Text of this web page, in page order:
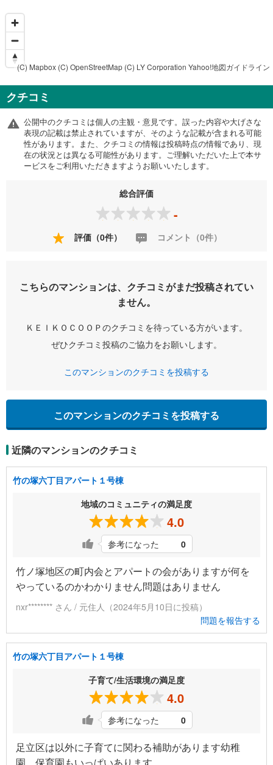
(C) Mapbox (C) OpenStreetMap (C) LY Corporation Yahoo!地図ガイドライン
クチコミ
公開中のクチコミは個人の主観・意見です。誤った内容や大げさな
表現の記載は禁止されていますが、そのような記載が含まれる可能
性があります。また、クチコミの情報は投稿時点の情報であり、現
在の状況とは異なる可能性があります。ご理解いただいた上で本サ
ービスをご利用いただきますようお願いいたします。
総合評価
-
評価（0件） コメント（0件）
こちらのマンションは、クチコミがまだ投稿されてい
ません。
ＫＥＩＫＯＣＯＯＰのクチコミを待っている方がいます。
ぜひクチコミ投稿のご協力をお願いします。
このマンションのクチコミを投稿する
このマンションのクチコミを投稿する
近隣のマンションのクチコミ
竹の塚六丁目アパート１号棟
地域のコミュニティの満足度
4.0
参考になった 0
竹ノ塚地区の町内会とアパートの会がありますが何を
やっているのかわかりません問題はありません
nxr******** さん / 元住人（2024年5月10日に投稿）
問題を報告する
竹の塚六丁目アパート１号棟
子育て/生活環境の満足度
4.0
参考になった 0
足立区は以外に子育てに関わる補助があります幼稚